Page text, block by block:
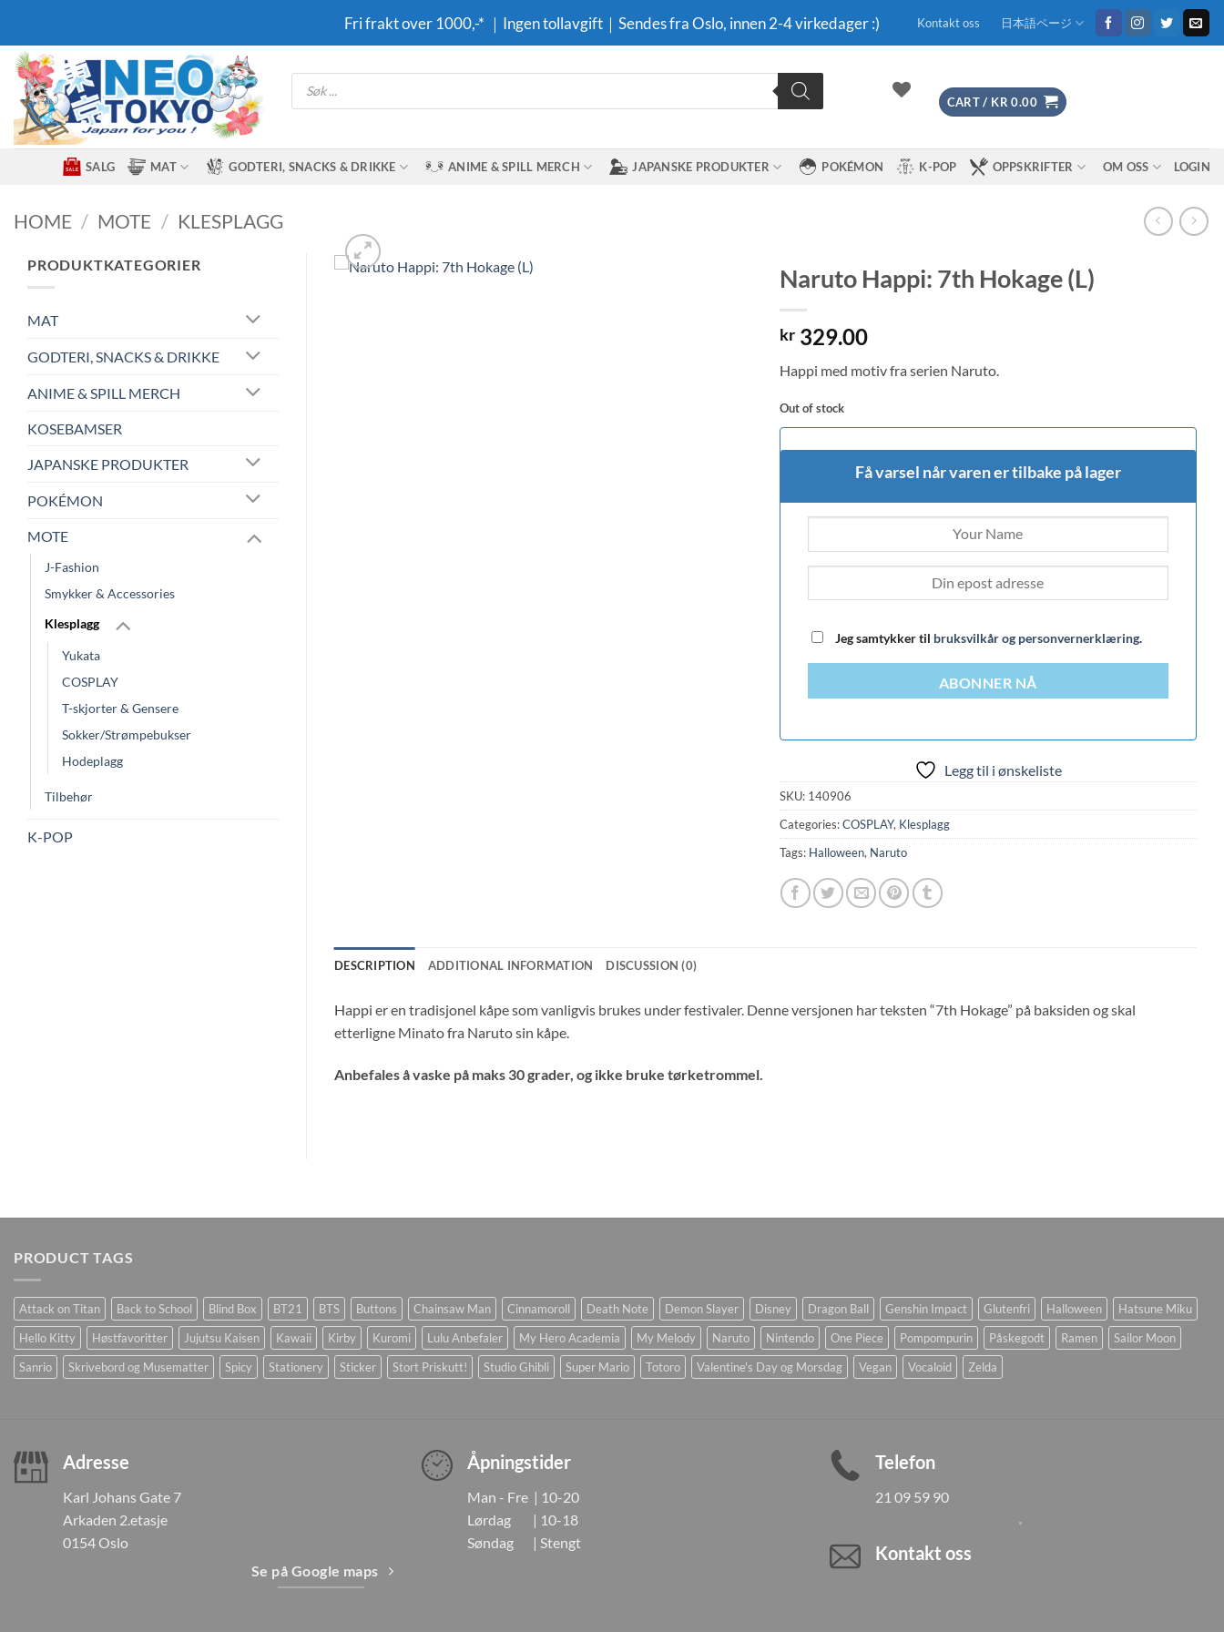
content
Fri frakt over 1000,-* ｜Ingen tollavgift｜Sendes fra Oslo, innen 2-4 virkedager :) Kontakt oss 日本語ページ
Products
search
CART / KR 0.00
SALG MAT GODTERI, SNACKS & DRIKKE ANIME & SPILL MERCH JAPANSKE PRODUKTER POKÉMON K-POP OPPSKRIFTER OM OSS LOGIN
HOME / MOTE / KLESPLAGG
PRODUKTKATEGORIER
MAT
GODTERI, SNACKS & DRIKKE
ANIME & SPILL MERCH
KOSEBAMSER
JAPANSKE PRODUKTER
POKÉMON
MOTE
J-Fashion
Smykker & Accessories
Klesplagg
Yukata
COSPLAY
T-skjorter & Gensere
Sokker/Strømpebukser
Hodeplagg
Tilbehør
K-POP
Naruto Happi: 7th Hokage (L)
kr329.00
Happi med motiv fra serien Naruto.
Out of stock
Få varsel når varen er tilbake på lager
Jeg samtykker til bruksvilkår og personvernerklæring.
ABONNER NÅ
Legg til i ønskeliste
SKU: 140906
Categories:COSPLAY, Klesplagg
Tags: Halloween, Naruto
DESCRIPTION ADDITIONAL INFORMATION DISCUSSION (0)
Happi er en tradisjonel kåpe som vanligvis brukes under festivaler. Denne versjonen har teksten “7th Hokage” på baksiden og skal
etterligne Minato fra Naruto sin kåpe.
Anbefales å vaske på maks 30 grader, og ikke bruke tørketrommel.
PRODUCT TAGS
Attack on Titan Back to School Blind Box BT21 BTS Buttons Chainsaw Man Cinnamoroll Death Note Demon Slayer Disney Dragon Ball Genshin Impact Glutenfri Halloween
Hatsune Miku
Hello Kitty
Høstfavoritter Jujutsu Kaisen Kawaii Kirby Kuromi Lulu Anbefaler My Hero Academia My Melody Naruto Nintendo One Piece Pompompurin Påskegodt Ramen
Sailor Moon
Sanrio
Skrivebord og Musematter Spicy Stationery Sticker Stort Priskutt! Studio Ghibli Super Mario Totoro Valentine's Day og Morsdag Vegan Vocaloid Zelda
Adresse
Karl Johans Gate 7
Arkaden 2.etasje
0154 Oslo
Se på Google maps
Åpningstider
Man - Fre | 10-20
Lørdag | 10-18
Søndag | Stengt
Telefon
21 09 59 90
Kontakt oss